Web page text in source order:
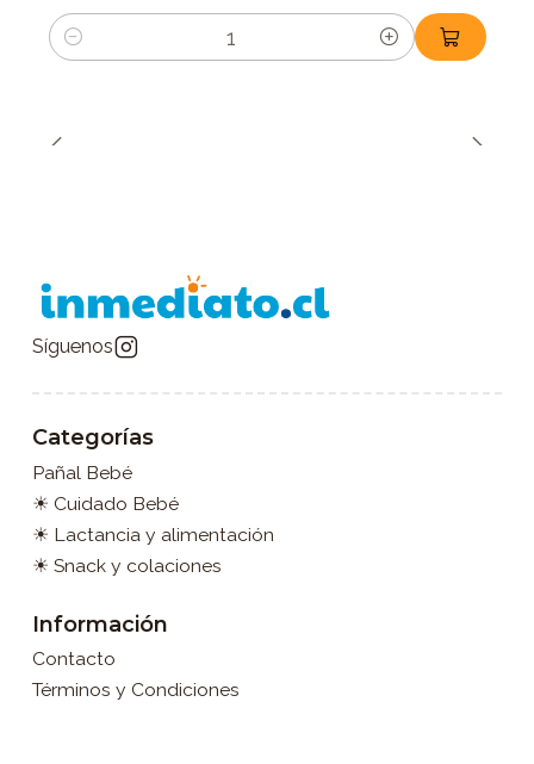
Cantidad
Síguenos
Categorías
Pañal Bebé
☀ Cuidado Bebé
☀ Lactancia y alimentación
☀ Snack y colaciones
Información
Contacto
Términos y Condiciones